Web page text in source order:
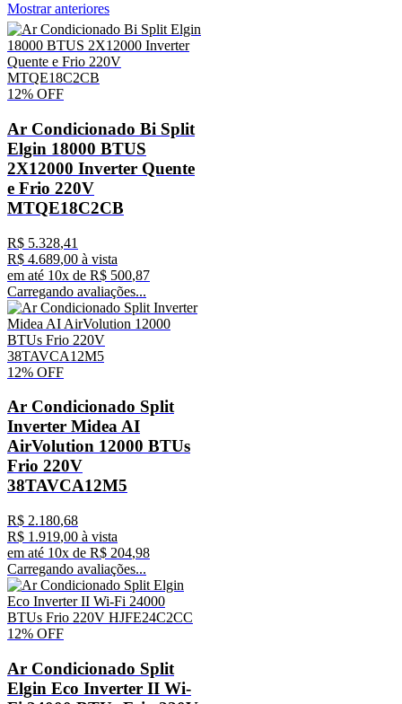
Mostrar anteriores
12% OFF
Ar Condicionado Bi Split
Elgin 18000 BTUS
2X12000 Inverter Quente
e Frio 220V
MTQE18C2CB
R$ 5.328,41
R$ 4.689,00 à vista
em até 10x de R$ 500,87
Carregando avaliações...
12% OFF
Ar Condicionado Split
Inverter Midea AI
AirVolution 12000 BTUs
Frio 220V
38TAVCA12M5
R$ 2.180,68
R$ 1 .919,00 à vista
em até 10x de R$ 204,98
Carregando avaliações...
12% OFF
Ar Condicionado Split
Elgin Eco Inverter II Wi-